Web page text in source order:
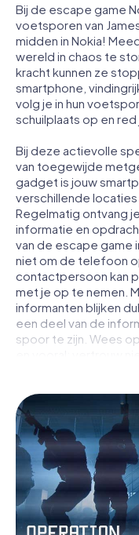
Bij de escape game
voetsporen van
midden in Nokia!
wereld in chaos te
kracht kunnen ze
smartphone,
volg je in hun
schuilplaats op en
Bij deze actievolle
van toegewijde
gadget is jouw
verschillende locaties
Regelmatig ontvang
informatie en
van de escape game
niet om de telefoon
contactpersoon kan
met je op te nemen.
informanten blijken
een deel van de
spoor te zijn. Wees
en vooral: vertrouw
niet opgesloten in
bepaald tijdvenster
speurtocht met een
speelveld! De
avontuur in Nokia
mobiel internet. Met
Je hoeft niets te
lastige minigames of
worden getrokken.